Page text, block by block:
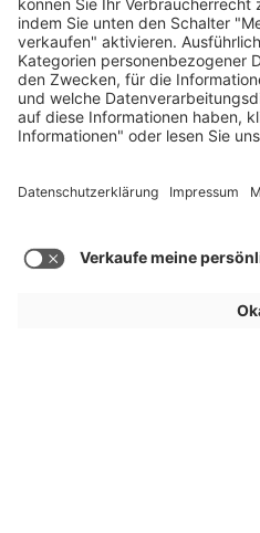
Mercedes-Benz GLA
Reichweite
Mehr